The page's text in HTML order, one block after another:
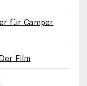
für Camper
Film